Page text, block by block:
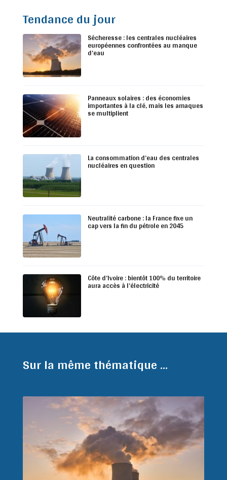
Tendance du jour
Sécheresse : les centrales nucléaires
européennes confrontées au manque
d’eau
Panneaux solaires : des économies
importantes à la clé, mais les arnaques
se multiplient
La consommation d’eau des centrales
nucléaires en question
Neutralité carbone : la France fixe un
cap vers la fin du pétrole en 2045
Côte d’Ivoire : bientôt 100% du territoire
aura accès à l’électricité
Sur la même thématique ...